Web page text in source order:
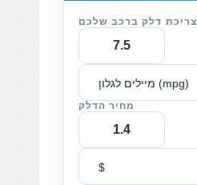
צריכת דלק ברכב שלכם
מיילים לגלון (mpg)
מחיר הדלק
$